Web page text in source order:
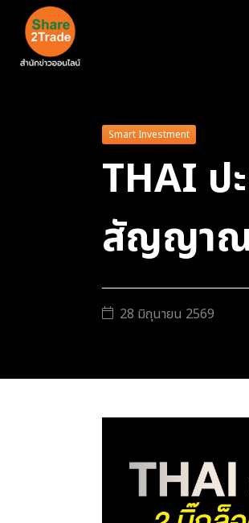
Smart Investment
THAI ป
สัญญาณ
28 มิถุนายน 2569